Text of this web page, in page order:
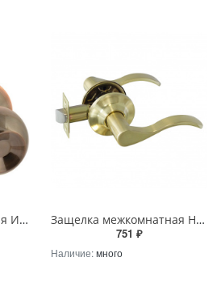
Защелка межкомнатная ИСПАРУС ISP ЗШ-05 старя медь
Защелка межкомнатная Нора-М НН-05 ISPARUS матовое золото
751 ₽
Наличие:много